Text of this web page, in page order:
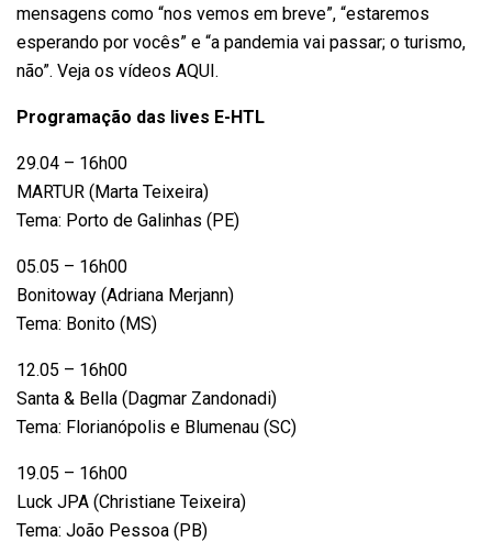
mensagens como “nos vemos em breve”, “estaremos
esperando por vocês” e “a pandemia vai passar; o turismo,
não”. Veja os vídeos AQUI .
Programação das lives E-HTL
29.04 – 16h00
MARTUR (Marta Teixeira)
Tema: Porto de Galinhas (PE)
05.05 – 16h00
Bonitoway (Adriana Merjann)
Tema: Bonito (MS)
12.05 – 16h00
Santa & Bella (Dagmar Zandonadi)
Tema: Florianópolis e Blumenau (SC)
19.05 – 16h00
Luck JPA (Christiane Teixeira)
Tema: João Pessoa (PB)